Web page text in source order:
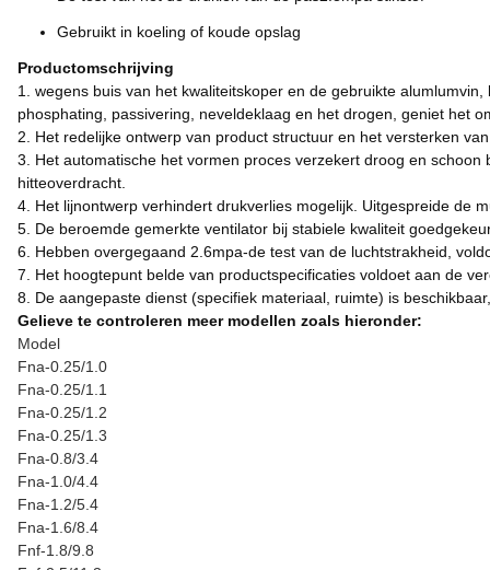
Gebruikt in koeling of koude opslag
Productomschrijving
1. wegens buis van het kwaliteitskoper en de gebruikte
phosphating, passivering, neveldeklaag en het drogen, geniet het
2. Het redelijke ontwerp van product structuur en het versterken
3. Het automatische het vormen proces verzekert droog en
hitteoverdracht.
4. Het lijnontwerp verhindert drukverlies mogelijk. Uitgespreide de
5. De beroemde gemerkte ventilator bij stabiele kwaliteit
6. Hebben overgegaand 2.6mpa-de test van de luchtstrakheid,
7. Het hoogtepunt belde van productspecificaties voldoet aan de
8. De aangepaste dienst (specifiek materiaal, ruimte) is
Gelieve te controleren meer modellen zoals hieronder:
Model
Fna-0.25/1.0
Fna-0.25/1.1
Fna-0.25/1.2
Fna-0.25/1.3
Fna-0.8/3.4
Fna-1.0/4.4
Fna-1.2/5.4
Fna-1.6/8.4
Fnf-1.8/9.8